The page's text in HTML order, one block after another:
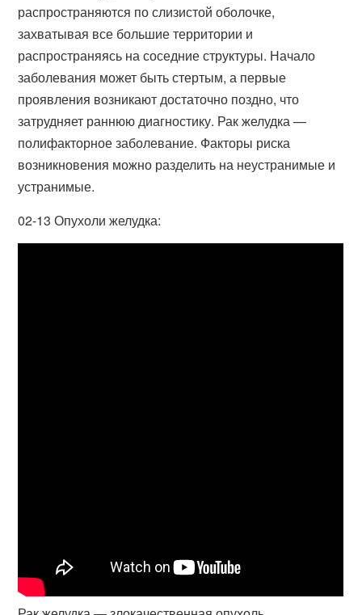
распространяются по слизистой оболочке,
захватывая все большие территории и
распространяясь на соседние структуры. Начало
заболевания может быть стертым, а первые
проявления возникают достаточно поздно, что
затрудняет раннюю диагностику. Рак желудка —
полифакторное заболевание. Факторы риска
возникновения можно разделить на неустранимые и
устранимые.
02-13 Опухоли желудка: